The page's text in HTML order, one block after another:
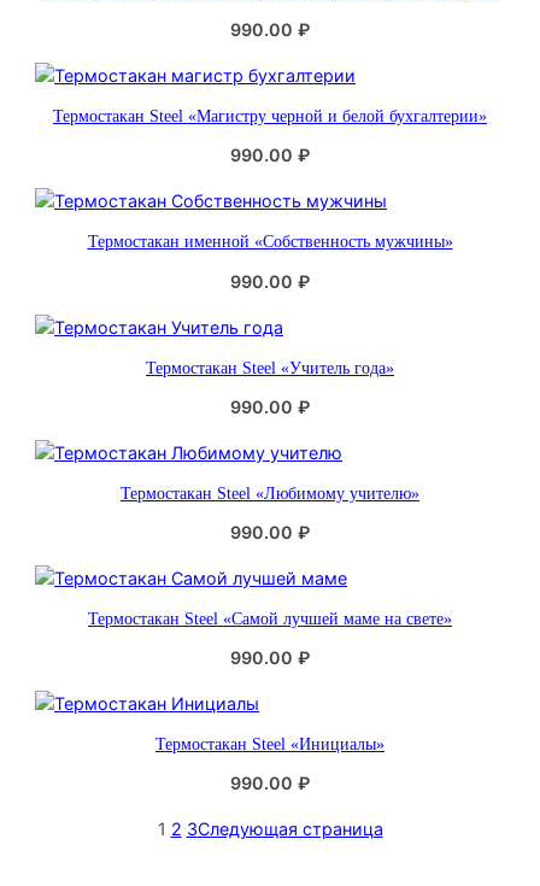
990.00 ₽
Термостакан Steel «Магистру черной и белой бухгалтерии»
990.00 ₽
Термостакан именной «Собственность мужчины»
990.00 ₽
Термостакан Steel «Учитель года»
990.00 ₽
Термостакан Steel «Любимому учителю»
990.00 ₽
Термостакан Steel «Самой лучшей маме на свете»
990.00 ₽
Термостакан Steel «Инициалы»
990.00 ₽
1 2 3Следующая страница